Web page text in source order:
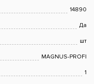
14890
Да
шт
MAGNUS-PROFI
1